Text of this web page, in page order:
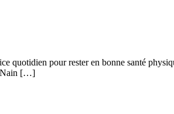
quotidien pour rester en bonne santé
Nain […]